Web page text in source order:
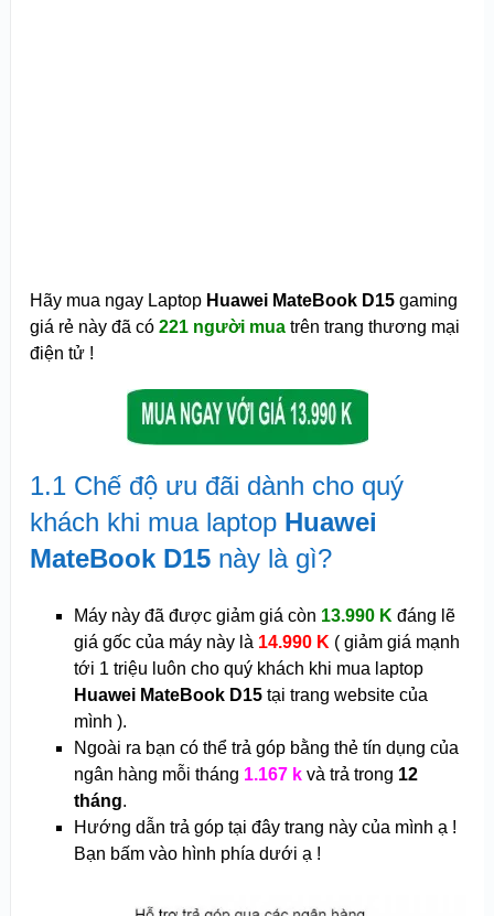
Hãy mua ngay Laptop Huawei MateBook D15gaming
giá rẻ này đã có 221 người muatrên trang thương mại
điện tử !
1.1 Chế độ ưu đãi dành cho quý
khách khi mua laptop Huawei
MateBook D15 này là gì?
Máy này đã được giảm giá còn 13.990 K đáng lẽ
giá gốc của máy này là 14.990 K ( giảm giá mạnh
tới 1 triệu luôn cho quý khách khi mua laptop
Huawei MateBook D15 tại trang website của
mình ).
Ngoài ra bạn có thể trả góp bằng thẻ tín dụng của
ngân hàng mỗi tháng 1.167 kvà trả trong 12
tháng.
Hướng dẫn trả góp tại đây trang này của mình ạ !
Bạn bấm vào hình phía dưới ạ !